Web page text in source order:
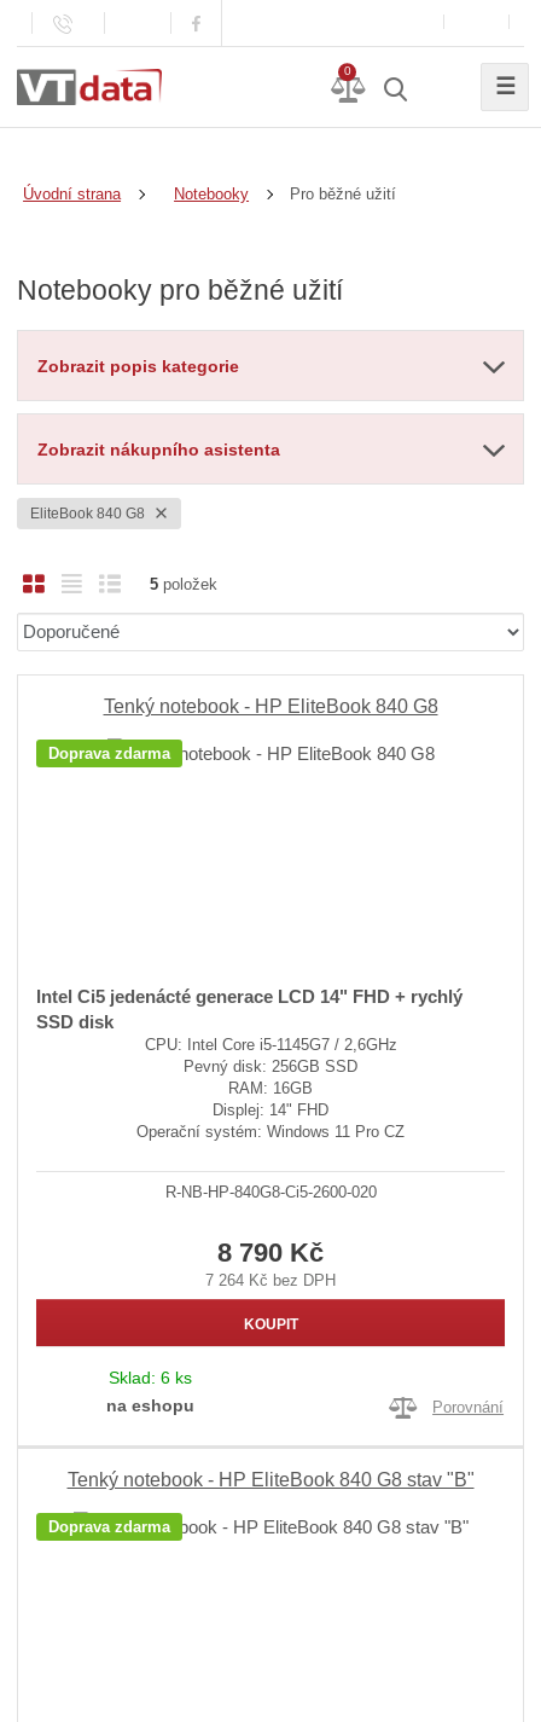
0
☰
Úvodní strana Notebooky Pro běžné užití
Notebooky pro běžné užití
Zobrazit popis kategorie
Zobrazit nákupního asistenta
EliteBook 840 G8
a
z
e
í
O
b
r
á
o
a
b
u
o
Ř
á
k
o
ý
5položek
Tenký notebook - HP EliteBook 840 G8
Doprava zdarma
Intel Ci5 jedenácté generace LCD 14" FHD + rychlý
SSD disk
CPU: Intel Core i5-1145G7 / 2,6GHz
Pevný disk: 256GB SSD
RAM: 16GB
Displej: 14" FHD
Operační systém: Windows 11 Pro CZ
R-NB-HP-840G8-Ci5-2600-020
8 790 Kč
7 264 Kč bez DPH
KOUPIT
Sklad: 6 ks
na eshopu
Porovnání
Tenký notebook - HP EliteBook 840 G8 stav "B"
Doprava zdarma